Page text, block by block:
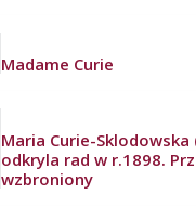
Madame Curie
Maria Curie-Sklodowska
odkryla rad w r.1898.
wzbroniony